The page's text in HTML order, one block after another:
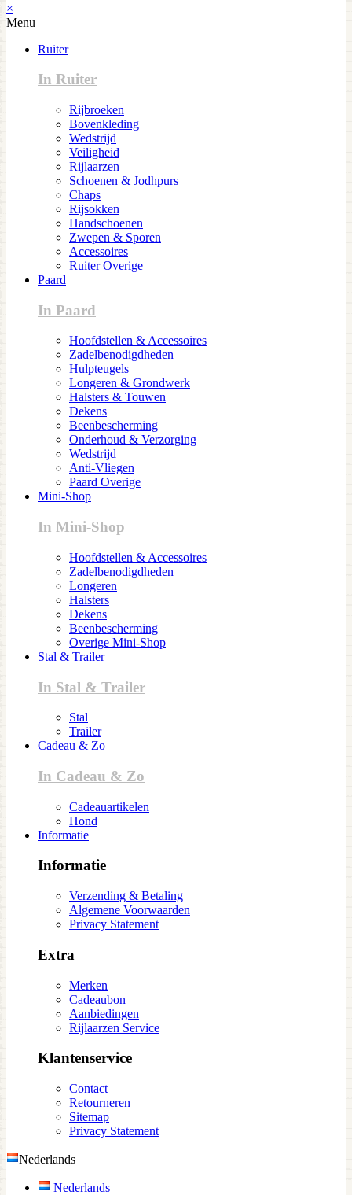
×
Menu
Ruiter
In Ruiter
Rijbroeken
Bovenkleding
Wedstrijd
Veiligheid
Rijlaarzen
Schoenen & Jodhpurs
Chaps
Rijsokken
Handschoenen
Zwepen & Sporen
Accessoires
Ruiter Overige
Paard
In Paard
Hoofdstellen & Accessoires
Zadelbenodigdheden
Hulpteugels
Longeren & Grondwerk
Halsters & Touwen
Dekens
Beenbescherming
Onderhoud & Verzorging
Wedstrijd
Anti-Vliegen
Paard Overige
Mini-Shop
In Mini-Shop
Hoofdstellen & Accessoires
Zadelbenodigdheden
Longeren
Halsters
Dekens
Beenbescherming
Overige Mini-Shop
Stal & Trailer
In Stal & Trailer
Stal
Trailer
Cadeau & Zo
In Cadeau & Zo
Cadeauartikelen
Hond
Informatie
Informatie
Verzending & Betaling
Algemene Voorwaarden
Privacy Statement
Extra
Merken
Cadeaubon
Aanbiedingen
Rijlaarzen Service
Klantenservice
Contact
Retourneren
Sitemap
Privacy Statement
Nederlands
Nederlands